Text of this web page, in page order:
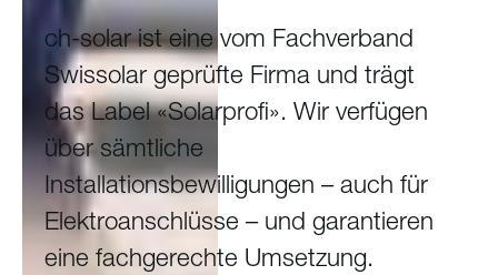
ch-solar ist eine vom Fachverband
Swissolar geprüfte Firma und trägt
das Label «Solarprofi». Wir verfügen
über sämtliche
Installationsbewilligungen – auch für
Elektroanschlüsse – und garantieren
eine fachgerechte Umsetzung.